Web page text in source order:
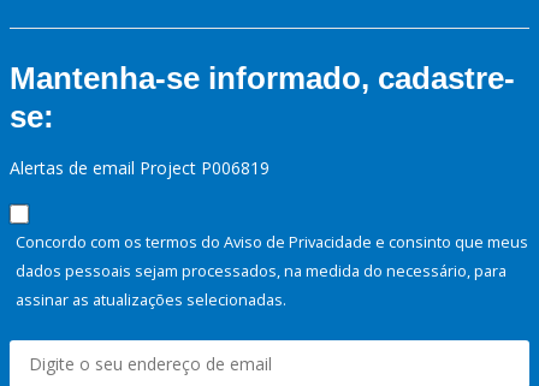
Mantenha-se informado, cadastre-
se:
Alertas de email Project P006819
Concordo com os termos do Aviso de Privacidade e consinto que meus
dados pessoais sejam processados, na medida do necessário, para
assinar as atualizações selecionadas.